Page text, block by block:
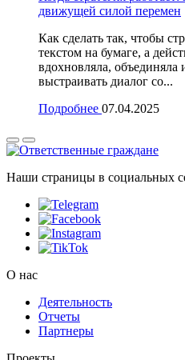
движущей силой перемен
Как сделать так, чтобы
текстом на бумаге, а
вдохновляла, объединяла
выстраивать диалог со...
Подробнее 07.04.2025
Наши страницы в социальных
О нас
Деятельность
Отчеты
Партнеры